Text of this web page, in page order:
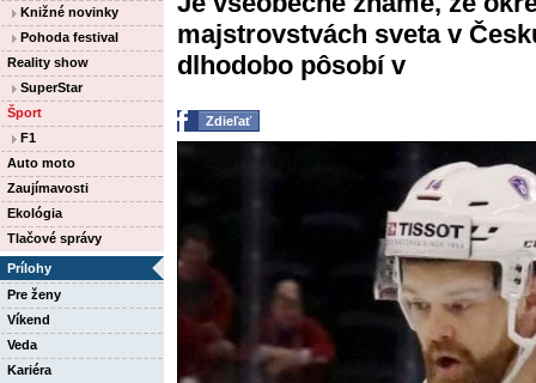
Knižné novinky
Pohoda festival
Reality show
SuperStar
Šport
F1
Auto moto
Zaujímavosti
Ekológia
Tlačové správy
Prílohy
Pre ženy
Víkend
Veda
Kariéra
majstrovstvách sveta v
dlhodobo pôsobí v
Zdieľať